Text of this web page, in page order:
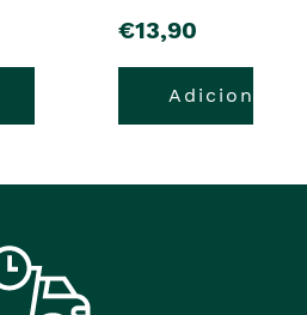
pre�o
€13,90
Adicionar